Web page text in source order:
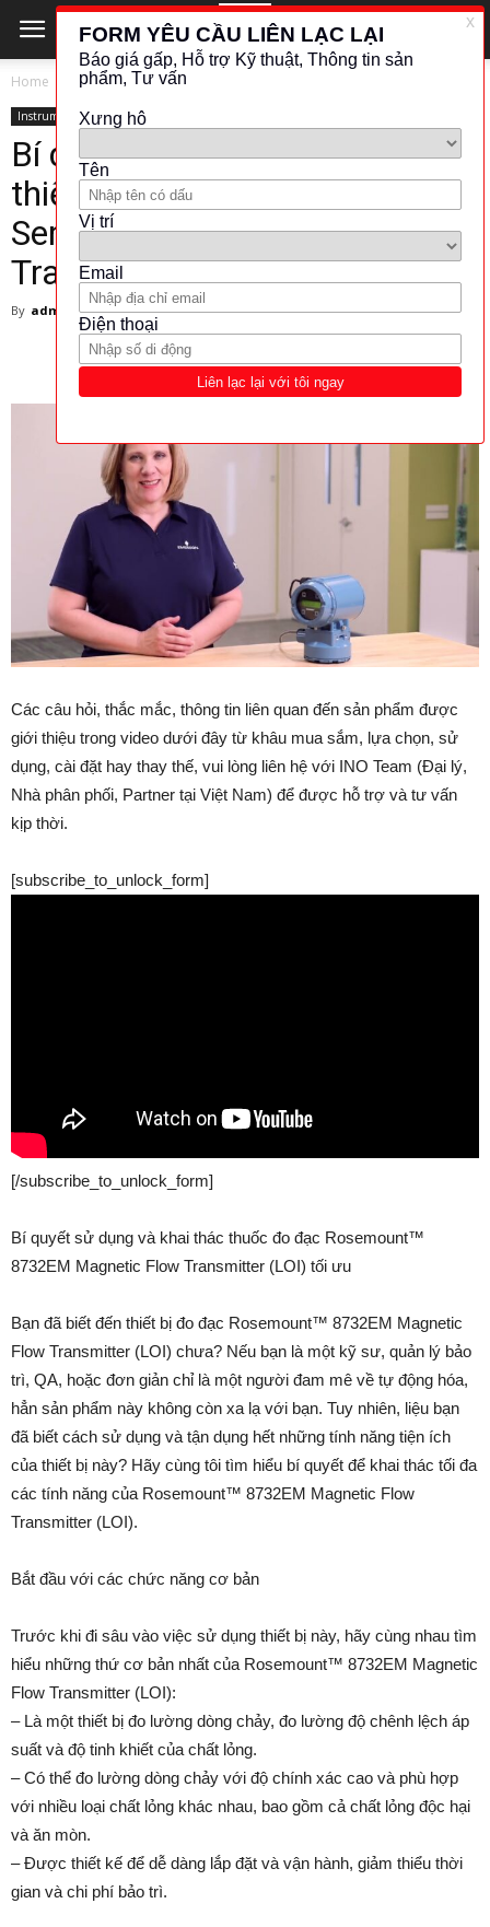
Home Instrument
Instrument
Bí quyết sử dụng và khai thác
thiết bị đo đạc Rosemount™
Series 8732EM Magnetic Flow
Transmitter (LOI) tối ưu
By admin - 21 March 2025 280
Các câu hỏi, thắc mắc, thông tin liên quan đến sản phẩm được
giới thiệu trong video dưới đây từ khâu mua sắm, lựa chọn, sử
dụng, cài đặt hay thay thế, vui lòng liên hệ với INO Team (Đại lý,
Nhà phân phối, Partner tại Việt Nam) để được hỗ trợ và tư vấn
kịp thời.
[subscribe_to_unlock_form]
[/subscribe_to_unlock_form]
Bí quyết sử dụng và khai thác thuốc đo đạc Rosemount™
8732EM Magnetic Flow Transmitter (LOI) tối ưu
Bạn đã biết đến thiết bị đo đạc Rosemount™ 8732EM Magnetic
Flow Transmitter (LOI) chưa? Nếu bạn là một kỹ sư, quản lý bảo
trì, QA, hoặc đơn giản chỉ là một người đam mê về tự động hóa,
hẳn sản phẩm này không còn xa lạ với bạn. Tuy nhiên, liệu bạn
đã biết cách sử dụng và tận dụng hết những tính năng tiện ích
của thiết bị này? Hãy cùng tôi tìm hiểu bí quyết để khai thác tối đa
các tính năng của Rosemount™ 8732EM Magnetic Flow
Transmitter (LOI).
Bắt đầu với các chức năng cơ bản
Trước khi đi sâu vào việc sử dụng thiết bị này, hãy cùng nhau tìm
hiểu những thứ cơ bản nhất của Rosemount™ 8732EM Magnetic
Flow Transmitter (LOI):
– Là một thiết bị đo lường dòng chảy, đo lường độ chênh lệch áp
suất và độ tinh khiết của chất lỏng.
– Có thể đo lường dòng chảy với độ chính xác cao và phù hợp
với nhiều loại chất lỏng khác nhau, bao gồm cả chất lỏng độc hại
và ăn mòn.
– Được thiết kế để dễ dàng lắp đặt và vận hành, giảm thiểu thời
gian và chi phí bảo trì.